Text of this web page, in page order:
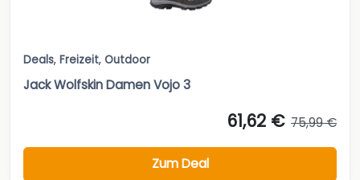
Deals, Freizeit, Outdoor
Jack Wolfskin Damen Vojo 3
61,62 € 75,99 €
Zum Deal